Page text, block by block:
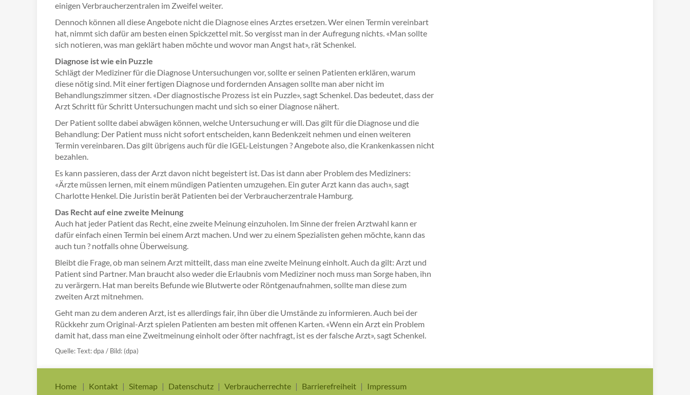
einigen Verbraucherzentralen im Zweifel weiter.
Dennoch können all diese Angebote nicht die Diagnose eines Arztes ersetzen. Wer einen Termin vereinbart
hat, nimmt sich dafür am besten einen Spickzettel mit. So vergisst man in der Aufregung nichts. «Man sollte
sich notieren, was man geklärt haben möchte und wovor man Angst hat», rät Schenkel.
Diagnose ist wie ein Puzzle
Schlägt der Mediziner für die Diagnose Untersuchungen vor, sollte er seinen Patienten erklären, warum
diese nötig sind. Mit einer fertigen Diagnose und fordernden Ansagen sollte man aber nicht im
Behandlungszimmer sitzen. «Der diagnostische Prozess ist ein Puzzle», sagt Schenkel. Das bedeutet, dass der
Arzt Schritt für Schritt Untersuchungen macht und sich so einer Diagnose nähert.
Der Patient sollte dabei abwägen können, welche Untersuchung er will. Das gilt für die Diagnose und die
Behandlung: Der Patient muss nicht sofort entscheiden, kann Bedenkzeit nehmen und einen weiteren
Termin vereinbaren. Das gilt übrigens auch für die IGEL-Leistungen ? Angebote also, die Krankenkassen nicht
bezahlen.
Es kann passieren, dass der Arzt davon nicht begeistert ist. Das ist dann aber Problem des Mediziners:
«Ärzte müssen lernen, mit einem mündigen Patienten umzugehen. Ein guter Arzt kann das auch», sagt
Charlotte Henkel. Die Juristin berät Patienten bei der Verbraucherzentrale Hamburg.
Das Recht auf eine zweite Meinung
Auch hat jeder Patient das Recht, eine zweite Meinung einzuholen. Im Sinne der freien Arztwahl kann er
dafür einfach einen Termin bei einem Arzt machen. Und wer zu einem Spezialisten gehen möchte, kann das
auch tun ? notfalls ohne Überweisung.
Bleibt die Frage, ob man seinem Arzt mitteilt, dass man eine zweite Meinung einholt. Auch da gilt: Arzt und
Patient sind Partner. Man braucht also weder die Erlaubnis vom Mediziner noch muss man Sorge haben, ihn
zu verärgern. Hat man bereits Befunde wie Blutwerte oder Röntgenaufnahmen, sollte man diese zum
zweiten Arzt mitnehmen.
Geht man zu dem anderen Arzt, ist es allerdings fair, ihn über die Umstände zu informieren. Auch bei der
Rückkehr zum Original-Arzt spielen Patienten am besten mit offenen Karten. «Wenn ein Arzt ein Problem
damit hat, dass man eine Zweitmeinung einholt oder öfter nachfragt, ist es der falsche Arzt», sagt Schenkel.
Quelle: Text: dpa / Bild: (dpa)
Home Kontakt Sitemap Datenschutz Verbraucherrechte Barrierefreiheit Impressum